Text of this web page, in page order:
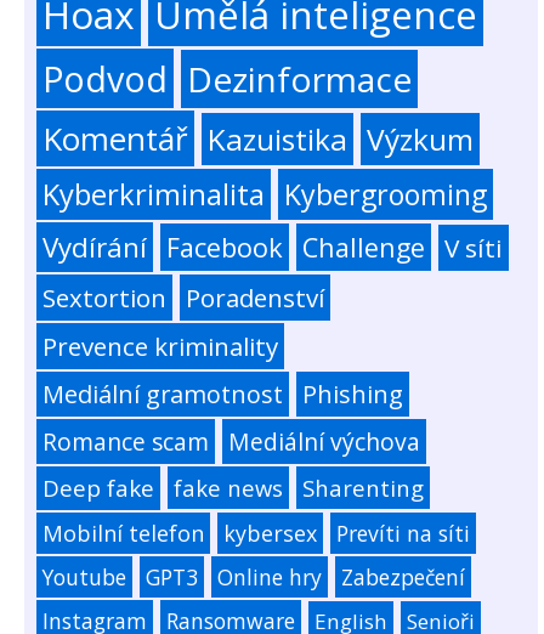
Hoax Umělá inteligence
Podvod Dezinformace
Komentář Kazuistika Výzkum
Kyberkriminalita Kybergrooming
Vydírání Facebook Challenge
V síti
Sextortion
Poradenství
Prevence kriminality
Mediální gramotnost
Phishing
Romance scam
Mediální výchova
Deep fake fake news Sharenting
Mobilní telefon kybersex
Prevíti na síti
Youtube
GPT3 Online hry
Zabezpečení
Instagram
Ransomware English
Senioři